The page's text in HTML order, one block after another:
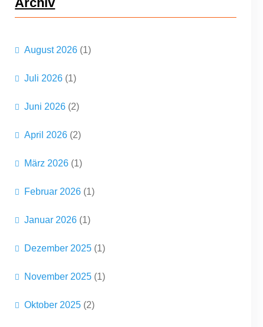
e
August 2026 (1)
Juli 2026 (1)
Juni 2026 (2)
April 2026 (2)
März 2026 (1)
Februar 2026 (1)
Januar 2026 (1)
Dezember 2025 (1)
November 2025 (1)
Oktober 2025 (2)